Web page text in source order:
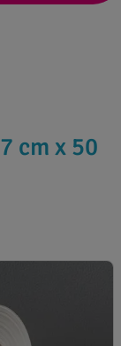
cm x 50